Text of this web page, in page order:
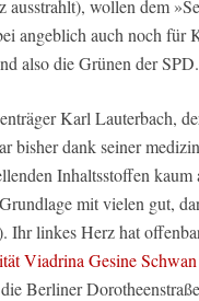
ausstrahlt), wollen dem
angeblich auch noch
also die Grünen der SPD.
Karl Lauterbach,
bisher dank seiner
Inhaltsstoffen
mit vielen gut,
Ihr linkes Herz hat
Viadrina Gesine Schwan
Berliner